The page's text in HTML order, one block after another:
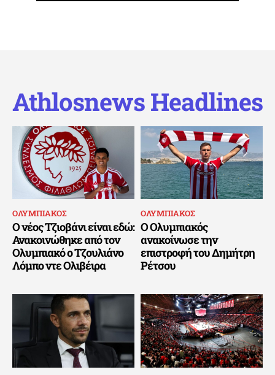
Athlosnews Headlines
ΟΛΥΜΠΙΑΚΟΣ
Ο νέος Τζιοβάνι είναι εδώ:
Ανακοινώθηκε από τον
Ολυμπιακό ο Τζουλιάνο
Λόμπο ντε Ολιβέιρα
ΟΛΥΜΠΙΑΚΟΣ
Ο Ολυμπιακός
ανακοίνωσε την
επιστροφή του Δημήτρη
Ρέτσου